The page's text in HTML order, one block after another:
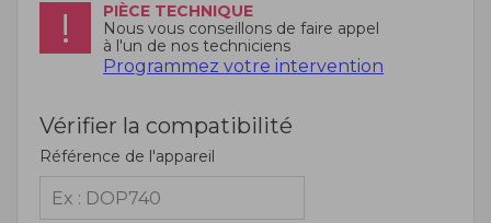
PIÈCE TECHNIQUE
Nous vous conseillons de faire appel
à l'un de nos techniciens
Programmez votre intervention
Vérifier la compatibilité
Référence de l'appareil